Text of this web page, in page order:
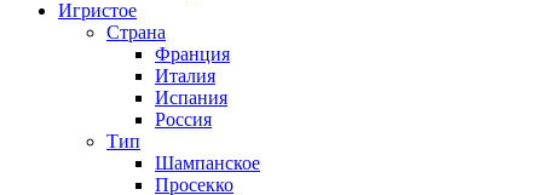
Игристое
Страна
Франция
Италия
Испания
Россия
Тип
Шампанское
Просекко